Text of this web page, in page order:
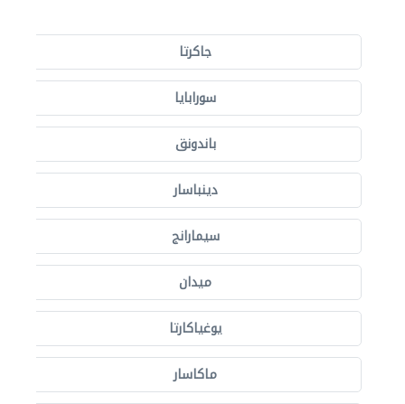
جاكرتا
سورابايا
باندونق
دينباسار
سيمارانج
ميدان
يوغياكارتا
ماكاسار